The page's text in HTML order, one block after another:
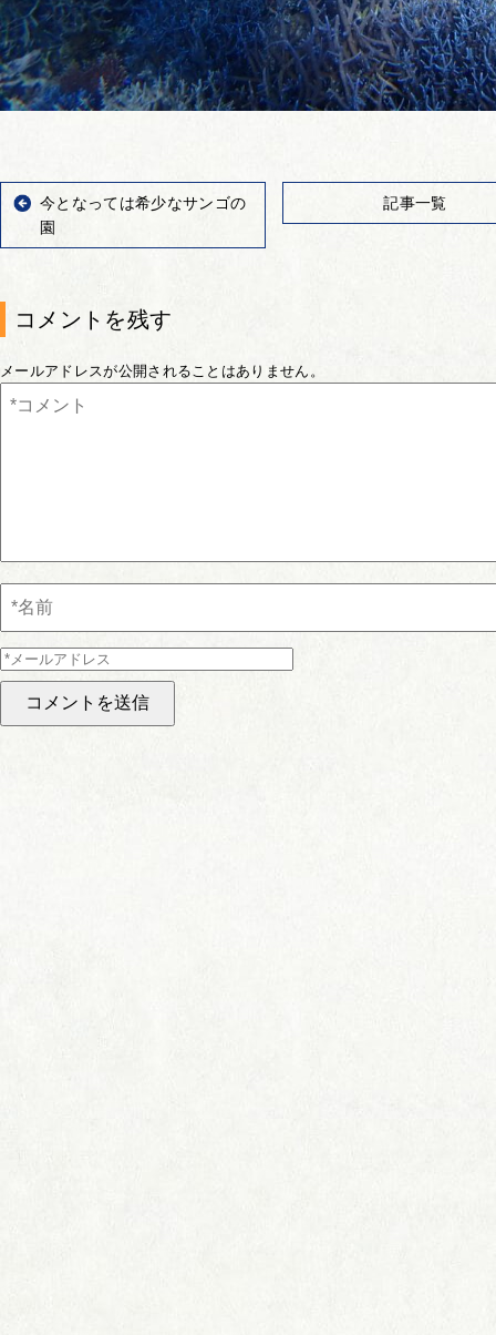
今となっては希少なサンゴの
園
記事一覧
コメントを残す
メールアドレスが公開されることはありません。